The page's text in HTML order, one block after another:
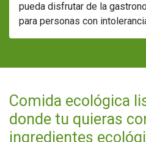
pueda disfrutar de la
para personas con
Comida ecológica
donde tu quieras
ingredientes